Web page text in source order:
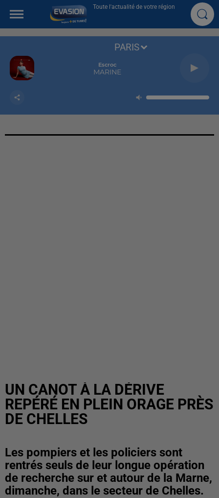
Toute l'actualité de votre région
Escroc
MARINE
PARIS
UN CANOT À LA DÉRIVE
REPÉRÉ EN PLEIN ORAGE PRÈS
DE CHELLES
Les pompiers et les policiers sont
rentrés seuls de leur longue opération
de recherche sur et autour de la Marne,
dimanche, dans le secteur de Chelles.